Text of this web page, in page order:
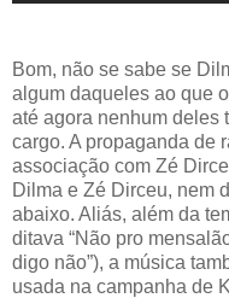
Bom, não se sabe se
algum daqueles ao que
até agora nenhum deles
cargo. A propaganda de
associação com Zé
Dilma e Zé Dirceu, nem
abaixo. Aliás, além da
ditava “Não pro
digo não”), a música
usada na campanha de